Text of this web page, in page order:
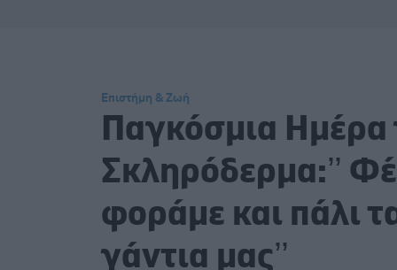
Επιστήμη & Ζωή
Παγκόσμια Ημέρα
Σκληρόδερμα:’’
φοράμε και πάλι
γάντια μας’’